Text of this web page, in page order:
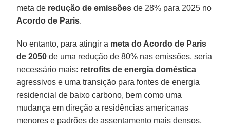
meta de redução de emissões de 28% para 2025 no
Acordo de Paris.
No entanto, para atingir a meta do Acordo de Paris
de 2050 de uma redução de 80% nas emissões, seria
necessário mais: retrofits de energia doméstica
agressivos e uma transição para fontes de energia
residencial de baixo carbono, bem como uma
mudança em direção a residências americanas
menores e padrões de assentamento mais densos,